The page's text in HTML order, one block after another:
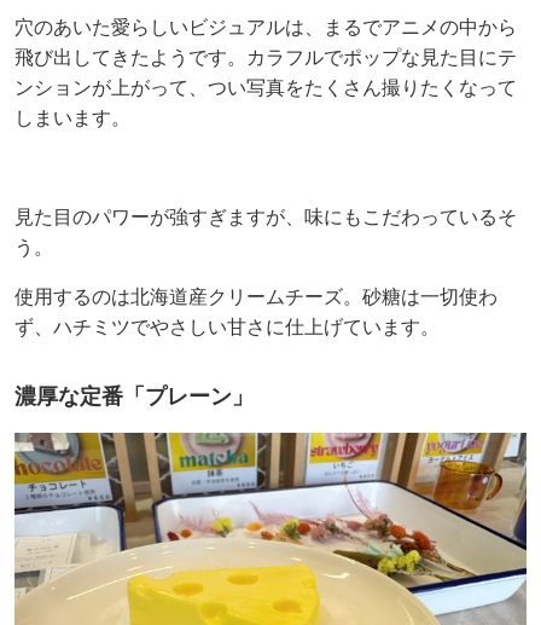
穴のあいた愛らしいビジュアルは、まるでアニメの中から
飛び出してきたようです。カラフルでポップな見た目にテ
ンションが上がって、つい写真をたくさん撮りたくなって
しまいます。
見た目のパワーが強すぎますが、味にもこだわっているそ
う。
使用するのは北海道産クリームチーズ。砂糖は一切使わ
ず、ハチミツでやさしい甘さに仕上げています。
濃厚な定番「プレーン」